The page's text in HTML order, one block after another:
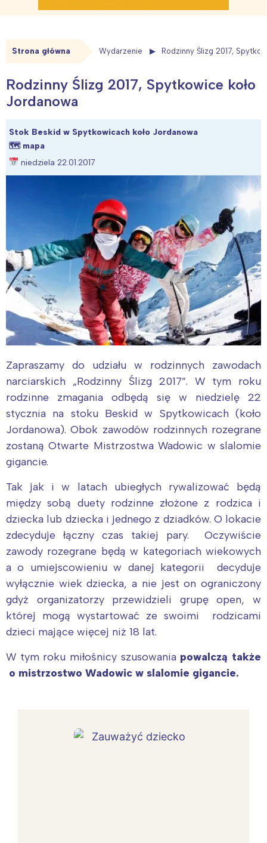
Strona główna Wydarzenie Rodzinny Ślizg 2017,
Rodzinny Ślizg 2017, Spytkowice koło
Jordanowa
Stok Beskid w Spytkowicach koło Jordanowa
🗺 mapa
niedziela 22.01.2017
Zapraszamy do udziału w rodzinnych zawodach
narciarskich „Rodzinny Ślizg 2017”. W tym roku
rodzinne zmagania odbędą się w niedzielę 22
stycznia na stoku Beskid w Spytkowicach (koło
Jordanowa). Obok zawodów rodzinnych rozegrane
zostaną Otwarte Mistrzostwa Wadowic w slalomie
gigancie.
Tak jak i w latach ubiegłych rywalizować będą
między sobą duety rodzinne złożone z rodzica i
dziecka lub dziecka i jednego z dziadków. O lokacie
zdecyduje łączny czas takiej pary. Oczywiście
zawody rozegrane będą w kategoriach wiekowych
a o umiejscowieniu w danej kategorii decyduje
wyłącznie wiek dziecka, a nie jest on ograniczony
gdyż organizatorzy przewidzieli grupę open, w
której mogą wystartować ze swoimi rodzicami
dzieci mające więcej niż 18 lat.
W tym roku miłośnicy szusowania powalczą także
o mistrzostwo Wadowic w slalomie gigancie.